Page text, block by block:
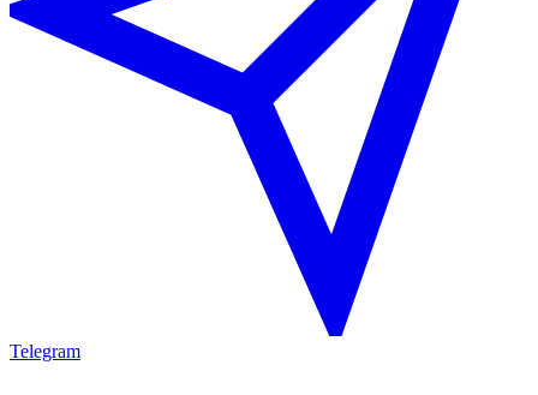
Telegram